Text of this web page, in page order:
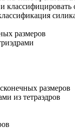
размеров
размеров
из тетраэдров